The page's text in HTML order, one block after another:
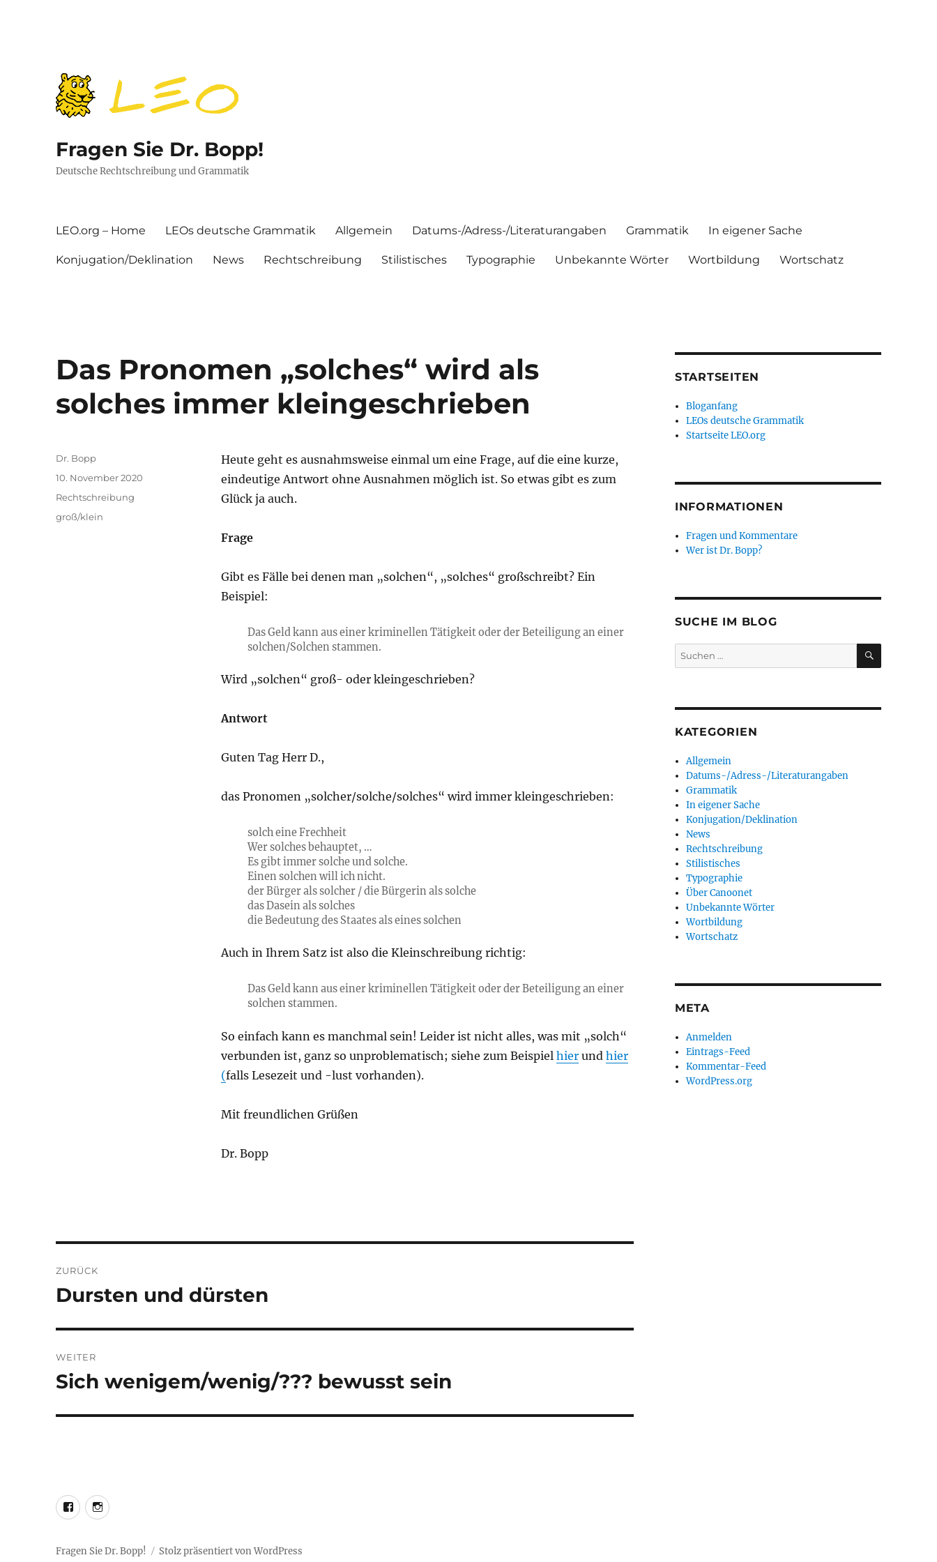
Fragen Sie Dr. Bopp!
Deutsche Rechtschreibung und Grammatik
LEO.org – Home LEOs deutsche Grammatik Allgemein Datums-/Adress-/Literaturangaben Grammatik In eigener Sache
Konjugation/Deklination News Rechtschreibung Stilistisches Typographie Unbekannte Wörter Wortbildung Wortschatz
Das Pronomen „solches“ wird als
solches immer kleingeschrieben
Heute geht es ausnahmsweise einmal um eine Frage, auf die eine kurze,
eindeutige Antwort ohne Ausnahmen möglich ist. So etwas gibt es zum
Glück ja auch.
Frage
Gibt es Fälle bei denen man „solchen“, „solches“ großschreibt? Ein
Beispiel:
Das Geld kann aus einer kriminellen Tätigkeit oder der Beteiligung an einer
solchen/Solchen stammen.
Wird „solchen“ groß- oder kleingeschrieben?
Antwort
Guten Tag Herr D.,
das Pronomen „solcher/solche/solches“ wird immer kleingeschrieben:
solch eine Frechheit
Wer solches behauptet, …
Es gibt immer solche und solche.
Einen solchen will ich nicht.
der Bürger als solcher / die Bürgerin als solche
das Dasein als solches
die Bedeutung des Staates als eines solchen
Auch in Ihrem Satz ist also die Kleinschreibung richtig:
Das Geld kann aus einer kriminellen Tätigkeit oder der Beteiligung an einer
solchen stammen.
So einfach kann es manchmal sein! Leider ist nicht alles, was mit „solch“
verbunden ist, ganz so unproblematisch; siehe zum Beispiel hierund hier
(falls Lesezeit und -lust vorhanden).
Mit freundlichen Grüßen
Dr. Bopp
Autor
Dr. Bopp
Veröffentlicht
10. November 2020
Kategorien
Rechtschreibung
Schlagwörter
groß/klein
ZURÜCK
Vorheriger
Dursten und dürsten
WEITER
Nächster
Sich wenigem/wenig/??? bewusst sein
STARTSEITEN
Bloganfang
LEOs deutsche Grammatik
Startseite LEO.org
INFORMATIONEN
Fragen und Kommentare
Wer ist Dr. Bopp?
SUCHE IM BLOG
Suchen
nach:
SUCHEN
KATEGORIEN
Allgemein
Datums-/Adress-/Literaturangaben
Grammatik
In eigener Sache
Konjugation/Deklination
News
Rechtschreibung
Stilistisches
Typographie
Über Canoonet
Unbekannte Wörter
Wortbildung
Wortschatz
META
Anmelden
Eintrags-Feed
Kommentar-Feed
WordPress.org
LEO@Facebook
LEO@Instagram
Fragen Sie Dr. Bopp! Stolz präsentiert von WordPress